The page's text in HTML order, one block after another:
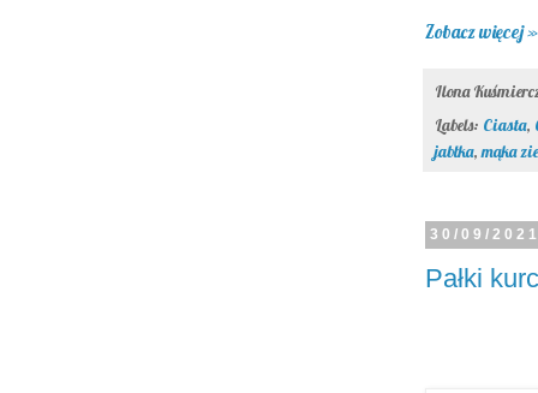
Zobacz więcej »
Ilona
Labels: Ciasta,
jabłka,mąka
30/09/
Pałki